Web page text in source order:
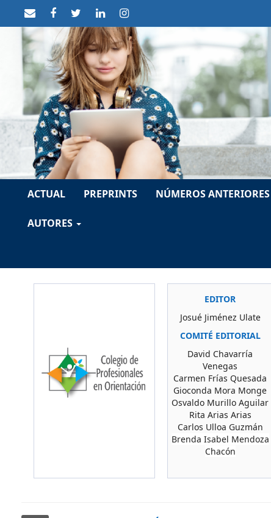
##plugins.themes.themeTen.accessible_menu.label##
##plugins.themes.themeTen.accessible_menu.sidebar##
ACTUAL PREPRINTS NÚMEROS ANTERIORES
AUTORES
EDITOR
Josué Jiménez Ulate
COMITÉ EDITORIAL
David Chavarría
Venegas
Carmen Frías Quesada
Gioconda Mora Monge
Osvaldo Murillo Aguilar
Rita Arias Arias
Carlos Ulloa Guzmán
Brenda Isabel Mendoza
Chacón